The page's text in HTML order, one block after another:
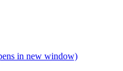
in new window)